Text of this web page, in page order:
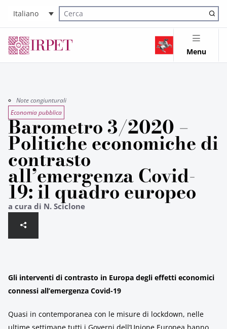
Italiano
Cerca nel sito
Menu
Note congiunturali
Economia pubblica
Barometro 3/2020 –
Politiche economiche di
contrasto
all’emergenza Covid-
19: il quadro europeo
a cura di N. Sciclone
Gli interventi di contrasto in Europa degli effetti economici
connessi all’emergenza Covid-19
Quasi in contemporanea con le misure di lockdown, nelle